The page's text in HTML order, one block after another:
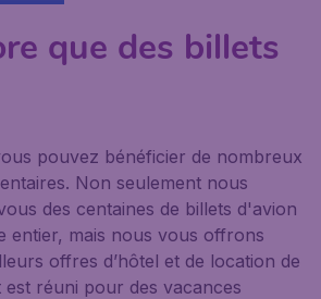
que des billets
pouvez bénéficier de nombreux
Non seulement nous
des centaines de billets d'avion
entier, mais nous vous offrons
offres d’hôtel et de location de
réuni pour des vacances